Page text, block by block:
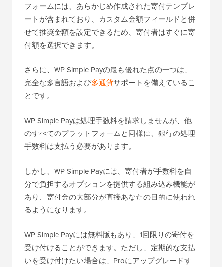
フォームには、あらかじめ作成された寄付テンプレ
ートが含まれており、カスタム金額フィールドと併
せて推奨金額を設定できるため、寄付者はすぐに寄
付額を選択できます。
さらに、WP Simple Payの最も優れた点の一つは、
完全な多言語および多通貨サポートを備えているこ
とです。
WP Simple Payは処理手数料を請求しませんが、他
のすべてのプラットフォームと同様に、銀行の処理
手数料は支払う必要があります。
しかし、WP Simple Payには、寄付者が手数料を自
分で負担するオプションを提供する組み込み機能が
あり、寄付金の大部分が直接あなたの目的に使われ
るようになります。
WP Simple Payには無料版もあり、1回限りの寄付を
受け付けることができます。ただし、定期的な支払
いを受け付けたい場合は、Proにアップグレードす